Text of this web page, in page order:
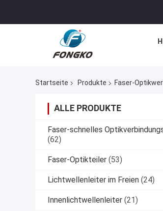
Startseite Produkte Faser-
ALLE PRODUKTE
Faser-schnelles
(62)
Faser-Optikteiler (53)
Lichtwellenleiter im Freien (24)
Innenlichtwellenleiter (21)